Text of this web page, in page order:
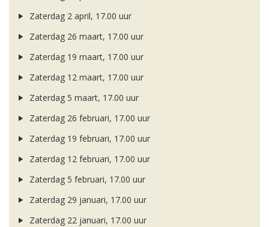
Zaterdag 2 april, 17.00 uur
Zaterdag 26 maart, 17.00 uur
Zaterdag 19 maart, 17.00 uur
Zaterdag 12 maart, 17.00 uur
Zaterdag 5 maart, 17.00 uur
Zaterdag 26 februari, 17.00 uur
Zaterdag 19 februari, 17.00 uur
Zaterdag 12 februari, 17.00 uur
Zaterdag 5 februari, 17.00 uur
Zaterdag 29 januari, 17.00 uur
Zaterdag 22 januari, 17.00 uur